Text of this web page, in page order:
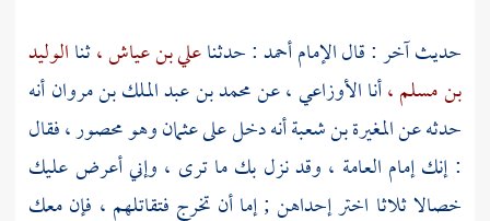
حديث آخر : قال الإمامأحمد: حدثناعلي بن عياش ،ثناالوليد
بن مسلم ،أناالأوزاعي ،عنمحمد بن عبد الملك بن مروانأنه
حدثه عنالمغيرة بن شعبةأنه دخل علىعثمانوهو محصور ، فقال
: إنك إمام العامة ، وقد نزل بك ما ترى ، وإني أعرض عليك
خصالا ثلاثا اختر إحداهن ; إما أن تخرج فتقاتلهم ، فإن معك